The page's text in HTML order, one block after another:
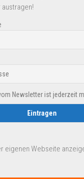
Newsletter ist jederzeit
eigenen Webseite